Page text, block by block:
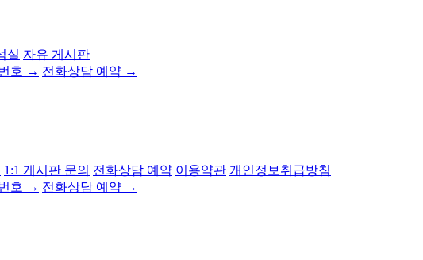
실 자유 게시판
호 → 전화상담 예약 →
1:1 게시판 문의 전화상담 예약 이용약관 개인정보취급방침
호 → 전화상담 예약 →